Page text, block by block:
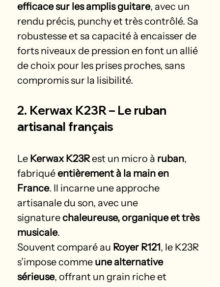
efficace sur les amplis guitare, avec un
rendu précis, punchy et très contrôlé. Sa
robustesse et sa capacité à encaisser de
forts niveaux de pression en font un allié
de choix pour les prises proches, sans
compromis sur la lisibilité.
2. Kerwax K23R – Le ruban
artisanal français
Le Kerwax K23R est un micro à ruban,
fabriqué entièrement à la main en
France. Il incarne une approche
artisanale du son, avec une
signature chaleureuse, organique et très
musicale.
Souvent comparé au Royer R121, le K23R
s’impose comme une alternative
sérieuse, offrant un grain riche et